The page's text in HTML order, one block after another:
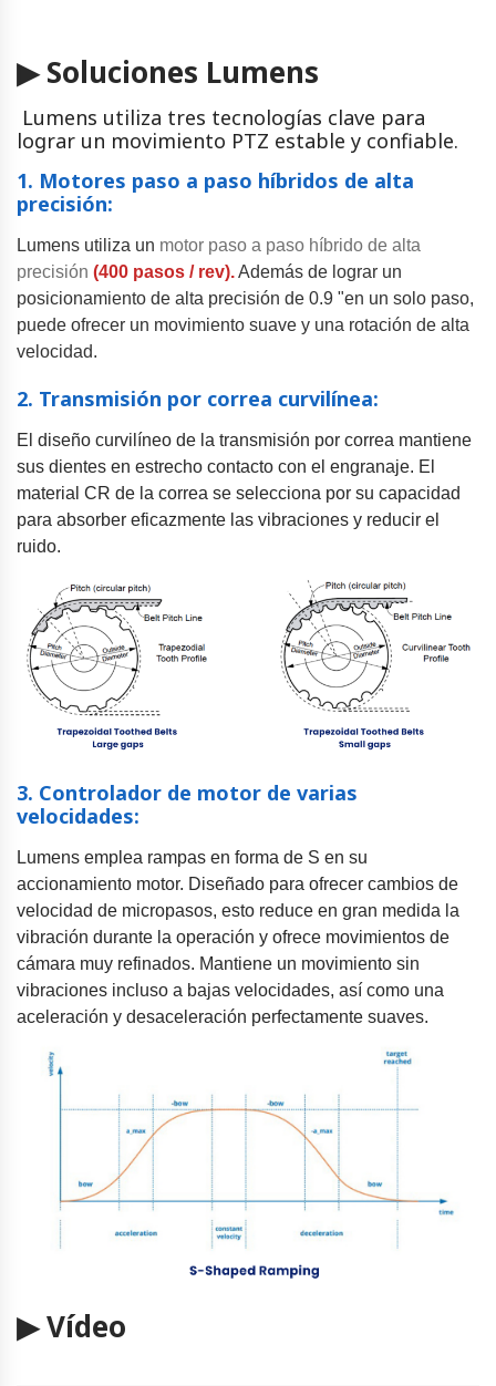
▶ Soluciones Lumens
Lumens utiliza tres tecnologías clave para
lograr un movimiento PTZ estable y confiable.
1. Motores paso a paso híbridos de alta
precisión:
Lumens utiliza un motor paso a paso híbrido de alta
precisión (400 pasos / rev).Además de lograr un
posicionamiento de alta precisión de 0.9 "en un solo paso,
puede ofrecer un movimiento suave y una rotación de alta
velocidad.
2. Transmisión por correa curvilínea:
El diseño curvilíneo de la transmisión por correa mantiene
sus dientes en estrecho contacto con el engranaje. El
material CR de la correa se selecciona por su capacidad
para absorber eficazmente las vibraciones y reducir el
ruido.
3. Controlador de motor de varias
velocidades:
Lumens emplea rampas en forma de S en su
accionamiento motor. Diseñado para ofrecer cambios de
velocidad de micropasos, esto reduce en gran medida la
vibración durante la operación y ofrece movimientos de
cámara muy refinados. Mantiene un movimiento sin
vibraciones incluso a bajas velocidades, así como una
aceleración y desaceleración perfectamente suaves.
▶ Vídeo